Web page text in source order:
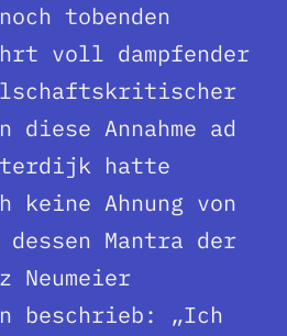
tobenden
voll dampfender
diese Annahme ad
hatte
Ahnung von
Mantra der
Neumeier
beschrieb: „Ich